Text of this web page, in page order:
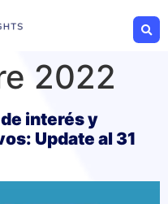
2022
interés y
Update al 31